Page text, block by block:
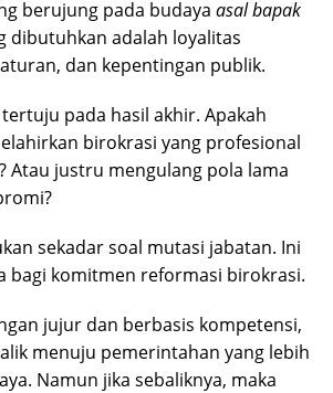
berujung pada budaya asal bapak
dibutuhkan adalah loyalitas
dan kepentingan publik.
pada hasil akhir. Apakah
birokrasi yang profesional
Atau justru mengulang pola lama
sekadar soal mutasi jabatan. Ini
bagi komitmen reformasi birokrasi.
jujur dan berbasis kompetensi,
menuju pemerintahan yang lebih
Namun jika sebaliknya, maka